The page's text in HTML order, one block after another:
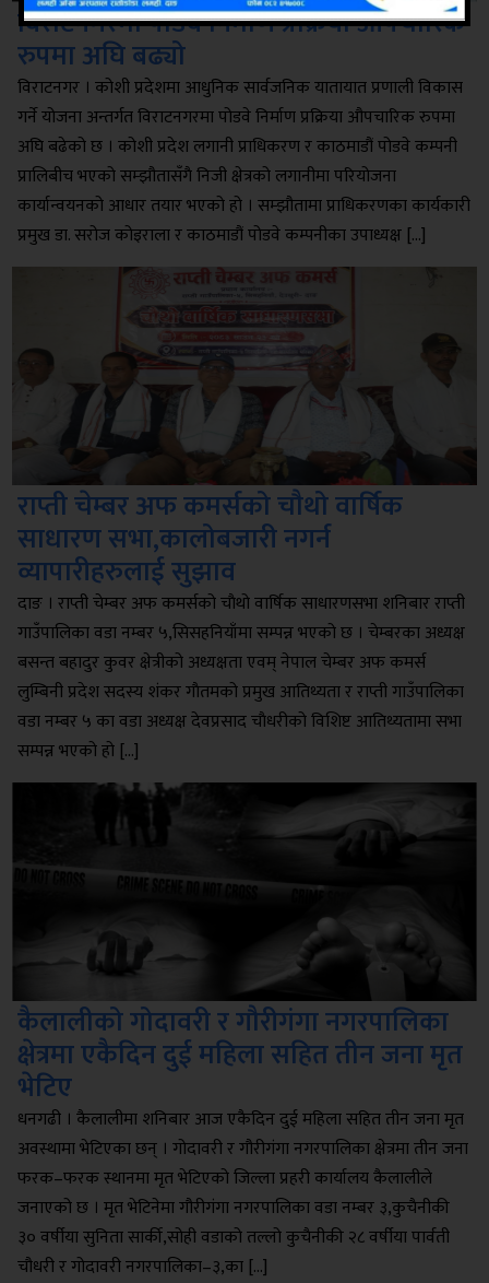
विराटनगरमा पोडवे निर्माण प्रक्रिया औपचारिक
रुपमा अघि बढ्यो
विराटनगर । कोशी प्रदेशमा आधुनिक सार्वजनिक यातायात प्रणाली विकास
गर्ने योजना अन्तर्गत विराटनगरमा पोडवे निर्माण प्रक्रिया औपचारिक रुपमा
अघि बढेको छ । कोशी प्रदेश लगानी प्राधिकरण र काठमाडौं पोडवे कम्पनी
प्रालिबीच भएको सम्झौतासँगै निजी क्षेत्रको लगानीमा परियोजना
कार्यान्वयनको आधार तयार भएको हो । सम्झौतामा प्राधिकरणका कार्यकारी
प्रमुख डा. सरोज कोइराला र काठमाडौं पोडवे कम्पनीका उपाध्यक्ष […]
राप्ती चेम्बर अफ कमर्सको चाैथो वार्षिक
साधारण सभा,कालोबजारी नगर्न
व्यापारीहरुलाई सुझाव
दाङ । राप्ती चेम्बर अफ कमर्सको चाैथो वार्षिक साधारणसभा शनिबार राप्ती
गाउँपालिका वडा नम्बर ५,सिसहनियाँमा सम्पन्न भएको छ । चेम्बरका अध्यक्ष
बसन्त बहादुर कुवर क्षेत्रीको अध्यक्षता एवम् नेपाल चेम्बर अफ कमर्स
लुम्बिनी प्रदेश सदस्य शंकर गाैतमको प्रमुख आतिथ्यता र राप्ती गाउँपालिका
वडा नम्बर ५ का वडा अध्यक्ष देवप्रसाद चाैधरीको विशिष्ट आतिथ्यतामा सभा
सम्पन्न भएको हो […]
कैलालीको गोदावरी र गौरीगंगा नगरपालिका
क्षेत्रमा एकैदिन दुई महिला सहित तीन जना मृत
भेटिए
धनगढी । कैलालीमा शनिबार आज एकैदिन दुई महिला सहित तीन जना मृत
अवस्थामा भेटिएका छन् । गोदावरी र गौरीगंगा नगरपालिका क्षेत्रमा तीन जना
फरक–फरक स्थानमा मृत भेटिएको जिल्ला प्रहरी कार्यालय कैलालीले
जनाएको छ । मृत भेटिनेमा गौरीगंगा नगरपालिका वडा नम्बर ३,कुचैनीकी
३० वर्षीया सुनिता सार्की,सोही वडाको तल्लो कुचैनीकी २८ वर्षीया पार्वती
चौधरी र गोदावरी नगरपालिका–३,का […]